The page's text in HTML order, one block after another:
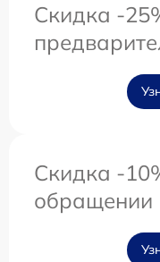
Скидка -
Скидка -
обращении